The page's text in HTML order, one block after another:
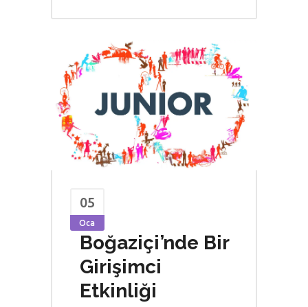
05
Oca
Boğaziçi’nde Bir
Girişimci
Etkinliği